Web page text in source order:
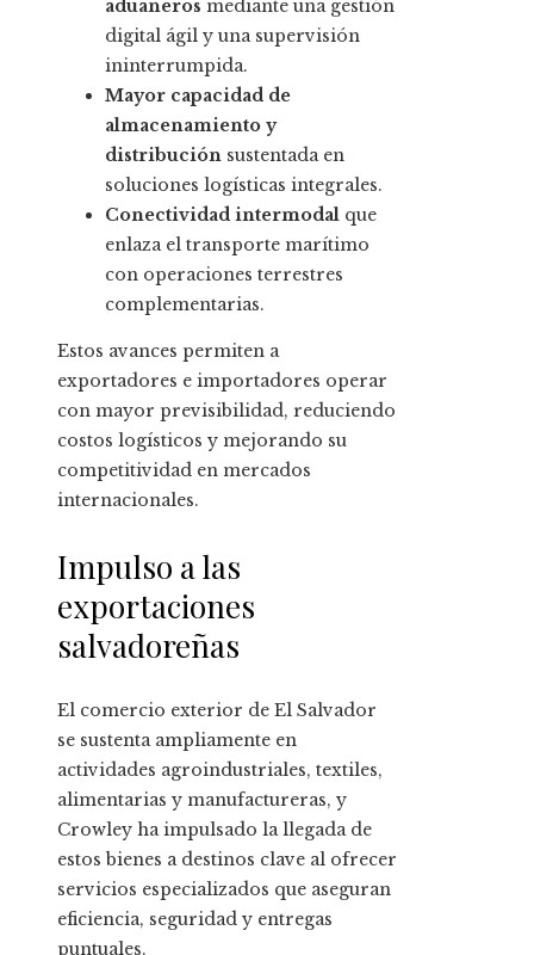
aduaneros mediante una gestión
digital ágil y una supervisión
ininterrumpida.
Mayor capacidad de
almacenamiento y
distribución sustentada en
soluciones logísticas integrales.
Conectividad intermodal que
enlaza el transporte marítimo
con operaciones terrestres
complementarias.
Estos avances permiten a
exportadores e importadores operar
con mayor previsibilidad, reduciendo
costos logísticos y mejorando su
competitividad en mercados
internacionales.
Impulso a las
exportaciones
salvadoreñas
El comercio exterior de El Salvador
se sustenta ampliamente en
actividades agroindustriales, textiles,
alimentarias y manufactureras, y
Crowley ha impulsado la llegada de
estos bienes a destinos clave al ofrecer
servicios especializados que aseguran
eficiencia, seguridad y entregas
puntuales.